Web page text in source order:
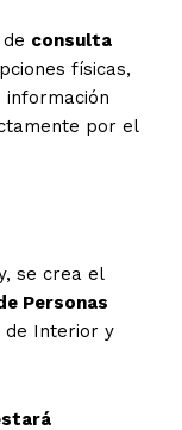
consulta
físicas,
por el
se crea el
Personas
de Interior y